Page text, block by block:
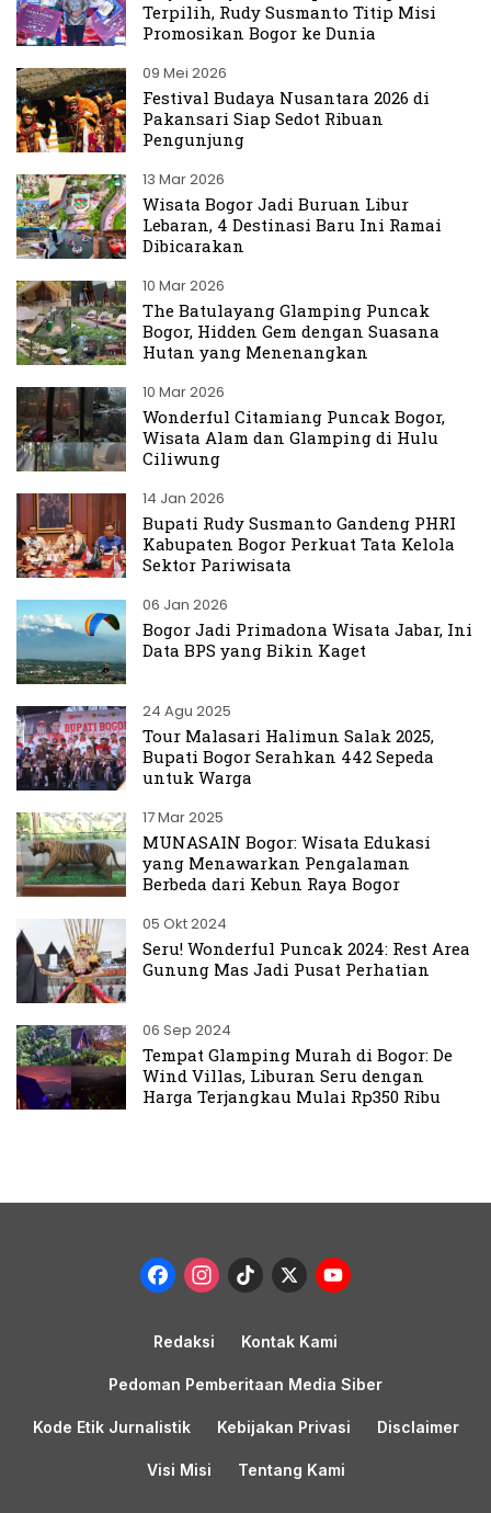
Terpilih, Rudy Susmanto Titip Misi
Promosikan Bogor ke Dunia
09 Mei 2026
Festival Budaya Nusantara 2026 di
Pakansari Siap Sedot Ribuan
Pengunjung
13 Mar 2026
Wisata Bogor Jadi Buruan Libur
Lebaran, 4 Destinasi Baru Ini Ramai
Dibicarakan
10 Mar 2026
The Batulayang Glamping Puncak
Bogor, Hidden Gem dengan Suasana
Hutan yang Menenangkan
10 Mar 2026
Wonderful Citamiang Puncak Bogor,
Wisata Alam dan Glamping di Hulu
Ciliwung
14 Jan 2026
Bupati Rudy Susmanto Gandeng PHRI
Kabupaten Bogor Perkuat Tata Kelola
Sektor Pariwisata
06 Jan 2026
Bogor Jadi Primadona Wisata Jabar, Ini
Data BPS yang Bikin Kaget
24 Agu 2025
Tour Malasari Halimun Salak 2025,
Bupati Bogor Serahkan 442 Sepeda
untuk Warga
17 Mar 2025
MUNASAIN Bogor: Wisata Edukasi
yang Menawarkan Pengalaman
Berbeda dari Kebun Raya Bogor
05 Okt 2024
Seru! Wonderful Puncak 2024: Rest Area
Gunung Mas Jadi Pusat Perhatian
06 Sep 2024
Tempat Glamping Murah di Bogor: De
Wind Villas, Liburan Seru dengan
Harga Terjangkau Mulai Rp350 Ribu
Facebook
Instagram
TikTok
X
Redaksi Kontak Kami
Pedoman Pemberitaan Media Siber
Kode Etik Jurnalistik Kebijakan Privasi Disclaimer
Visi Misi Tentang Kami